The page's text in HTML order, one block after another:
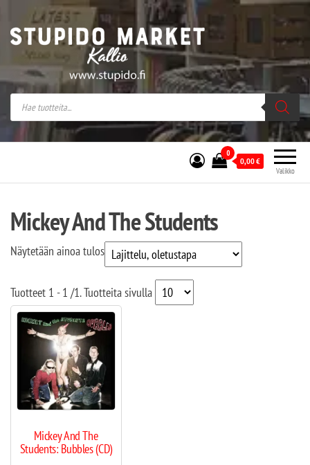
Stupido Market – verkossa ja kivijalassa
Stupido Market on vaihtoehtomusaan
erikoistunut verkko- sekä
kivijalkakauppa Helsingissä Kallion
sydämessä.
Valikko
0
0,00€
Mickey And The Students
Näytetään ainoa tulos
Tuotteet 1 - 1 /1. Tuotteita sivulla
Mickey And The
Students: Bubbles (CD)